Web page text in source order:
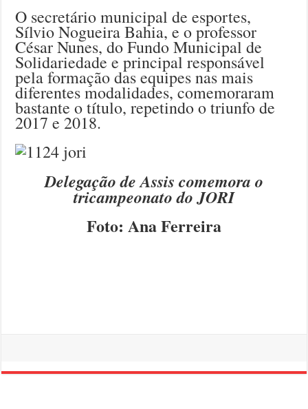
O secretário municipal de esportes,
Sílvio Nogueira Bahia, e o professor
César Nunes, do Fundo Municipal de
Solidariedade e principal responsável
pela formação das equipes nas mais
diferentes modalidades, comemoraram
bastante o título, repetindo o triunfo de
2017 e 2018.
Delegação de Assis comemora o
tricampeonato do JORI
Foto: Ana Ferreira